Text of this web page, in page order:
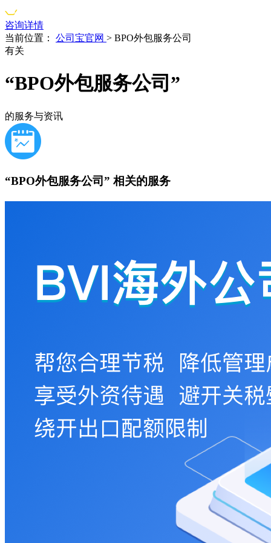
咨询详情
当前位置：
公司宝官网 > BPO外包服务公司
有关
“BPO外包服务公司”
的服务与资讯
“BPO外包服务公司” 相关的服务